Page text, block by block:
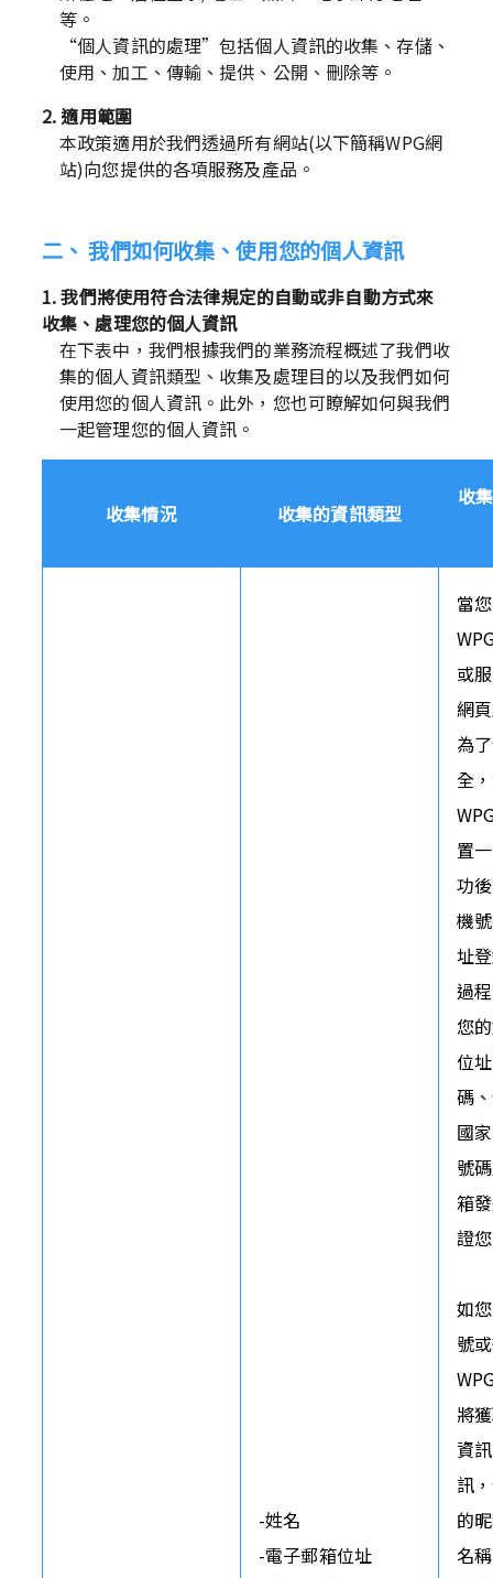
等。
“個人資訊的處理”包括個人資訊的收集、存儲、
使用、加工、傳輸、提供、公開、刪除等。
2. 適用範圍
本政策適用於我們透過所有網站(以下簡稱WPG網
站)向您提供的各項服務及產品。
二、 我們如何收集、使用您的個人資訊
1. 我們將使用符合法律規定的自動或非自動方式來
收集、處理您的個人資訊
在下表中，我們根據我們的業務流程概述了我們收
集的個人資訊類型、收集及處理目的以及我們如何
使用您的個人資訊。此外，您也可瞭解如何與我們
一起管理您的個人資訊。
收集情況 收集的資訊類型
收
-姓名
-電子郵箱位址
當
或
網
為
全
置
功
機
址
過
您
位
碼
國
號
箱
證
如
號
將
資
訊
的
名